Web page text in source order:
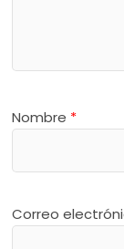
Nombre *
Correo